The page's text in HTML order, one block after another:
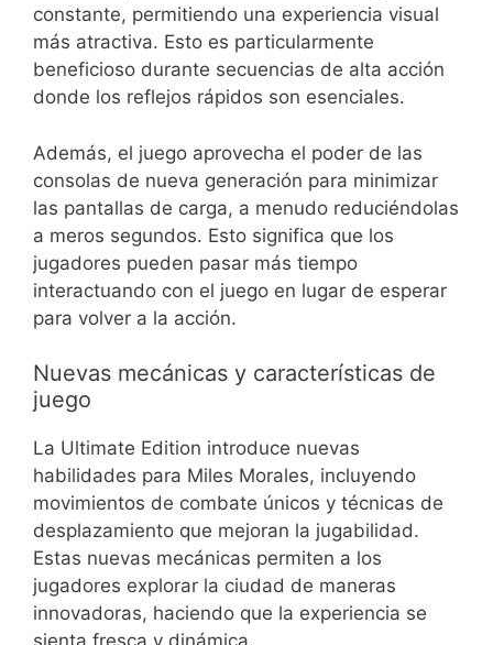
constante, permitiendo una experiencia visual
más atractiva. Esto es particularmente
beneficioso durante secuencias de alta acción
donde los reflejos rápidos son esenciales.
Además, el juego aprovecha el poder de las
consolas de nueva generación para minimizar
las pantallas de carga, a menudo reduciéndolas
a meros segundos. Esto significa que los
jugadores pueden pasar más tiempo
interactuando con el juego en lugar de esperar
para volver a la acción.
Nuevas mecánicas y características de
juego
La Ultimate Edition introduce nuevas
habilidades para Miles Morales, incluyendo
movimientos de combate únicos y técnicas de
desplazamiento que mejoran la jugabilidad.
Estas nuevas mecánicas permiten a los
jugadores explorar la ciudad de maneras
innovadoras, haciendo que la experiencia se